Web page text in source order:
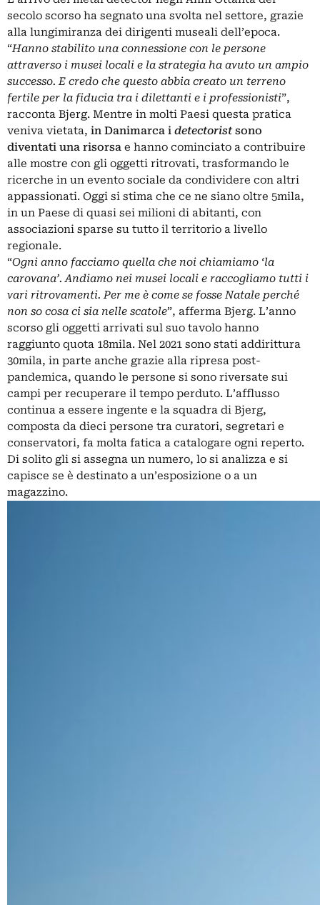
secolo scorso ha segnato una svolta nel settore, grazie
alla lungimiranza dei dirigenti museali dell’epoca.
“Hanno stabilito una connessione con le persone
attraverso i musei locali e la strategia ha avuto un ampio
successo. E credo che questo abbia creato un terreno
fertile per la fiducia tra i dilettanti e i professionisti”,
racconta Bjerg. Mentre in molti Paesi questa pratica
veniva vietata, in Danimarca i detectoristsono
diventati una risorsa e hanno cominciato a contribuire
alle mostre con gli oggetti ritrovati, trasformando le
ricerche in un evento sociale da condividere con altri
appassionati. Oggi si stima che ce ne siano oltre 5mila,
in un Paese di quasi sei milioni di abitanti, con
associazioni sparse su tutto il territorio a livello
regionale.
“Ogni anno facciamo quella che noi chiamiamo ‘la
carovana’. Andiamo nei musei locali e raccogliamo tutti i
vari ritrovamenti. Per me è come se fosse Natale perché
non so cosa ci sia nelle scatole”, afferma Bjerg. L’anno
scorso gli oggetti arrivati sul suo tavolo hanno
raggiunto quota 18mila. Nel 2021 sono stati addirittura
30mila, in parte anche grazie alla ripresa post-
pandemica, quando le persone si sono riversate sui
campi per recuperare il tempo perduto. L’afflusso
continua a essere ingente e la squadra di Bjerg,
composta da dieci persone tra curatori, segretari e
conservatori, fa molta fatica a catalogare ogni reperto.
Di solito gli si assegna un numero, lo si analizza e si
capisce se è destinato a un’esposizione o a un
magazzino.